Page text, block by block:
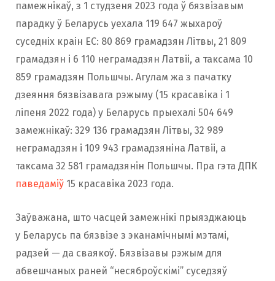
памежнікаў, з 1 студзеня 2023 года ў бязвізавым
парадку ў Беларусь уехала 119 647 жыхароў
суседніх краін ЕС: 80 869 грамадзян Літвы, 21 809
грамадзян і 6 110 неграмадзян Латвіі, а таксама 10
859 грамадзян Польшчы. Агулам жа з пачатку
дзеяння бязвізавага рэжыму (15 красавіка і 1
ліпеня 2022 года) у Беларусь прыехалі 504 649
замежнікаў: 329 136 грамадзян Літвы, 32 989
неграмадзян і 109 943 грамадзяніна Латвіі, а
таксама 32 581 грамадзянін Польшчы. Пра гэта ДПК
паведаміў 15 красавіка 2023 года.
Заўважана, што часцей замежнікі прыязджаюць
у Беларусь па бязвізе з эканамічнымі мэтамі,
радзей — да сваякоў. Бязвізавы рэжым для
абвешчаных раней “несяброўскімі” суседзяў